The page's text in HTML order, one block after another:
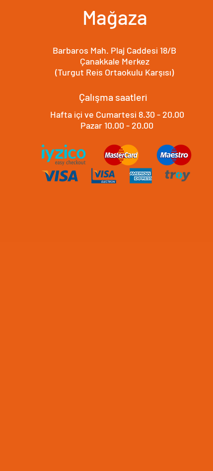
Mağaza
Barbaros Mah. Plaj Caddesi 18/B
Çanakkale Merkez
(Turgut Reis Ortaokulu Karşısı)
Çalışma saatleri
Hafta içi ve Cumartesi 8.30 - 20.00
​​Pazar 10.00 - 20.00